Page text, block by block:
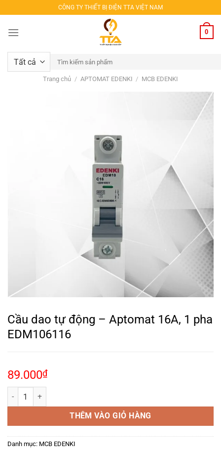
qua
nội
CÔNG TY THIẾT BỊ ĐIỆN TTA VIỆT NAM
0
Tìm
kiếm:
Trang chủ / APTOMAT EDENKI / MCB EDENKI
Cầu dao tự động – Aptomat 16A, 1 pha
EDM106116
89.000₫
Cầu dao tự động – Aptomat 16A, 1 pha EDM106116 số lượng
THÊM VÀO GIỎ HÀNG
Danh mục: MCB EDENKI